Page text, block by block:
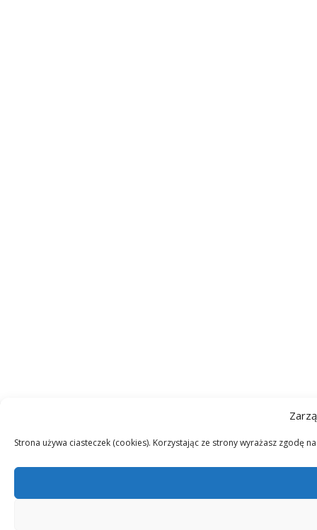
Strona używa ciasteczek (cookies). Korzystając ze strony wyrażasz zgodę